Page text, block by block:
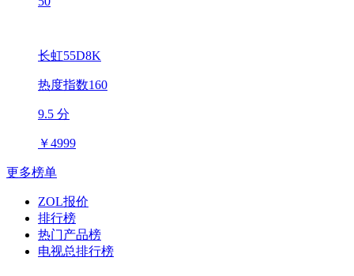
长虹55D8K
热度指数160
9.5 分
￥4999
更多榜单
ZOL报价
排行榜
热门产品榜
电视总排行榜